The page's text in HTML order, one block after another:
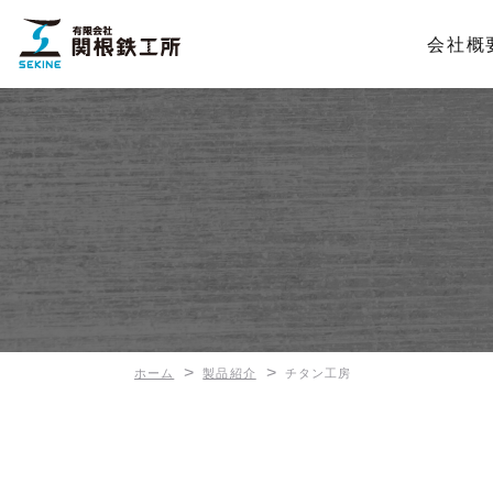
会社概
ホーム > 製品紹介 > チタン工房